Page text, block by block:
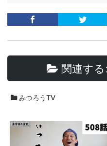
関連す
みつろうTV